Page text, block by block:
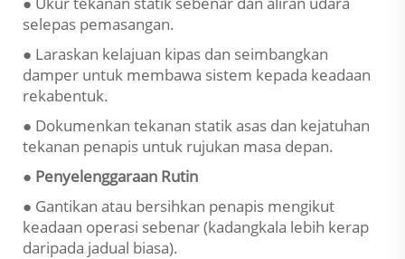
selepas pemasangan.
● Laraskan kelajuan kipas dan seimbangkan
damper untuk membawa sistem kepada keadaan
rekabentuk.
● Dokumenkan tekanan statik asas dan kejatuhan
tekanan penapis untuk rujukan masa depan.
● Penyelenggaraan Rutin
● Gantikan atau bersihkan penapis mengikut
keadaan operasi sebenar (kadangkala lebih kerap
daripada jadual biasa).